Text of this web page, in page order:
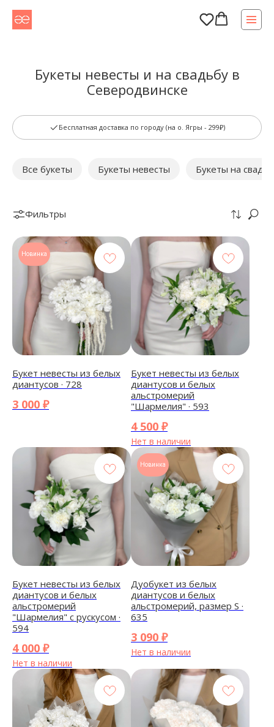
Букеты невесты и на свадьбу в
Северодвинске
Бесплатная доставка по городу (на о. Ягры - 299₽)
Все букеты Букеты невесты Букеты на
Фильтры
Новинка
Букет невесты из белых
диантусов · 728
3 000 ₽
Букет невесты из белых
диантусов и белых
альстромерий
"Шармелия" · 593
4 500 ₽
Нет в наличии
Букет невесты из белых
диантусов и белых
альстромерий
"Шармелия" с рускусом ·
594
4 000 ₽
Нет в наличии
Новинка
Дуобукет из белых
диантусов и белых
альстромерий, размер S ·
635
3 090 ₽
Нет в наличии